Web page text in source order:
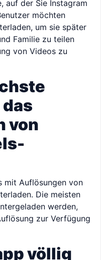
auf der Sie Instagram
möchten
um sie später
Familie zu teilen
von Videos zu
von
mit Auflösungen von
Die meisten
werden,
zur Verfügung
völlig